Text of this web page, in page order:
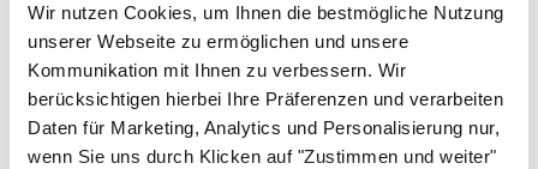
Wir nutzen Cookies, um Ihnen die bestmögliche Nutzung
unserer Webseite zu ermöglichen und unsere
Kommunikation mit Ihnen zu verbessern. Wir
berücksichtigen hierbei Ihre Präferenzen und verarbeiten
Daten für Marketing, Analytics und Personalisierung nur,
wenn Sie uns durch Klicken auf "Zustimmen und weiter"
Verkaufsschütte für Absperrständer
Noch keine Bewertungen abgegeben
0 Bewertungen
statt:
25,65€
jetzt:
9,90€
sofort verfügbar